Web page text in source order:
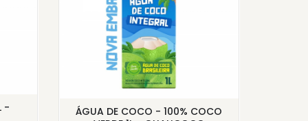
-
ÁGUA DE COCO - 100% COCO